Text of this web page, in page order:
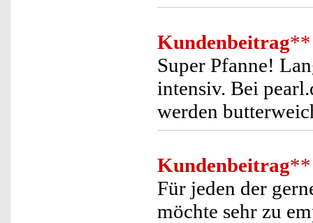
Kundenbeitrag**
Super Pfanne!
intensiv. Bei
werden
Kundenbeitrag**
Für jeden der
möchte sehr zu